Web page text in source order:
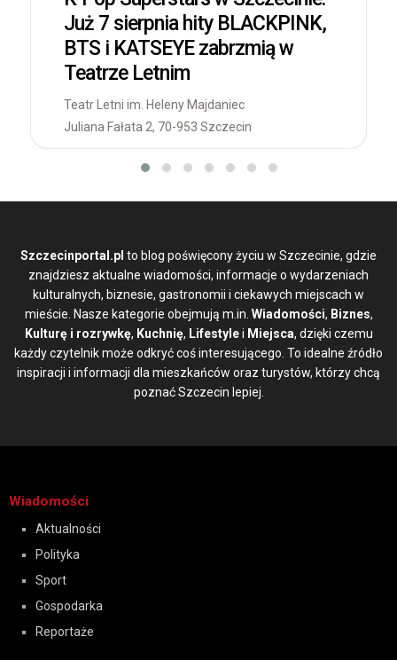
Już 7 sierpnia hity BLACKPINK,
BTS i KATSEYE zabrzmią w
Teatrze Letnim
Teatr Letni im. Heleny Majdaniec
Juliana Fałata 2, 70-953 Szczecin
Szczecinportal.pl to blog poświęcony życiu w Szczecinie, gdzie
znajdziesz aktualne wiadomości, informacje o wydarzeniach
kulturalnych, biznesie, gastronomii i ciekawych miejscach w
mieście. Nasze kategorie obejmują m.in. Wiadomości, Biznes,
Kulturę i rozrywkę, Kuchnię, Lifestylei Miejsca, dzięki czemu
każdy czytelnik może odkryć coś interesującego. To idealne źródło
inspiracji i informacji dla mieszkańców oraz turystów, którzy chcą
poznać Szczecin lepiej.
Wiadomości
Aktualności
Polityka
Sport
Gospodarka
Reportaże